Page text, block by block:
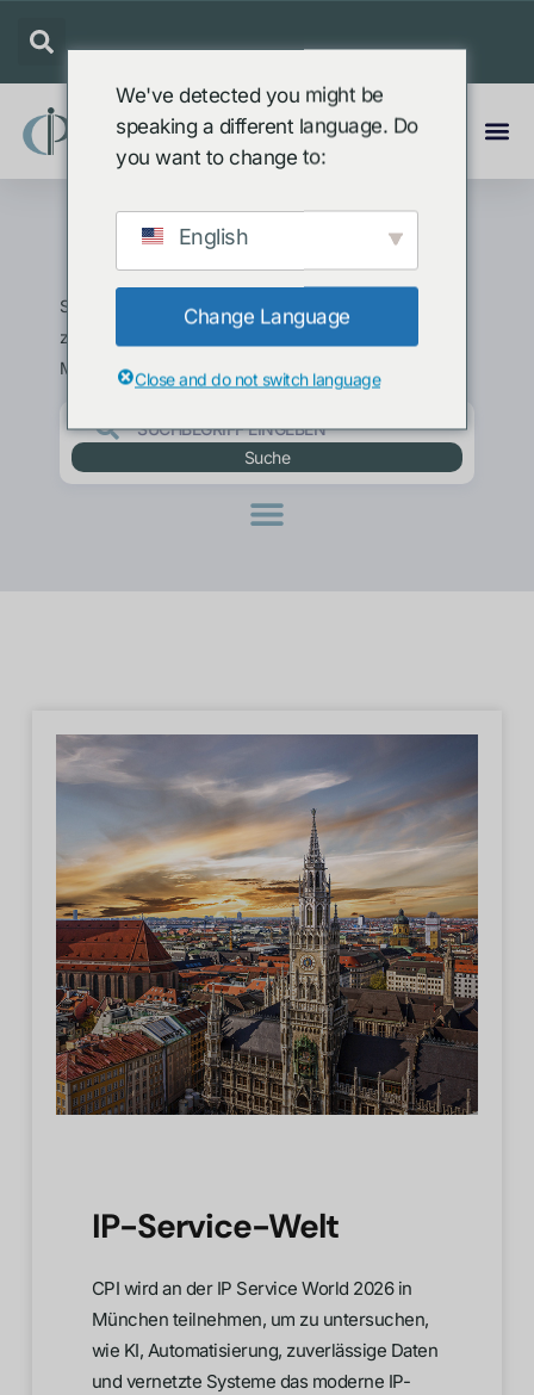
IP-Konferenz
Suchen Sie nach Inhalten, die auf Ihre Interessen
zugeschnitten sind, oder verwenden Sie das
Menü, um nach Kategorien zu suchen.
Suche
IP-Service-Welt
CPI wird an der IP Service World 2026 in
München teilnehmen, um zu untersuchen,
wie KI, Automatisierung, zuverlässige Daten
und vernetzte Systeme das moderne IP-
We've detected you might be
speaking a different language. Do
you want to change to:
English
Change Language
Close and do not switch language